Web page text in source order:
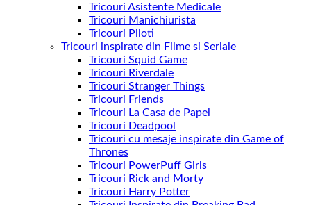
Tricouri Asistente Medicale
Tricouri Manichiurista
Tricouri Piloti
Tricouri inspirate din Filme si Seriale
Tricouri Squid Game
Tricouri Riverdale
Tricouri Stranger Things
Tricouri Friends
Tricouri La Casa de Papel
Tricouri Deadpool
Tricouri cu mesaje inspirate din Game of
Thrones
Tricouri PowerPuff Girls
Tricouri Rick and Morty
Tricouri Harry Potter